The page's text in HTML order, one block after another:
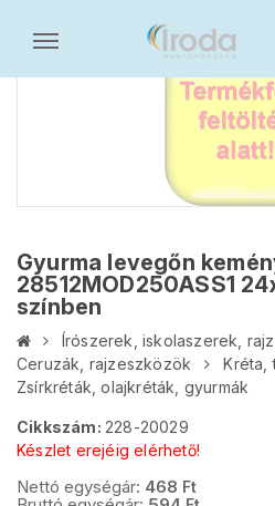
Gyurma levegőn
28512MOD250ASS1
színben
Írószerek, iskolaszerek,
Ceruzák, rajzeszközök
Kréta,
Zsírkréták, olajkréták, gyurmák
Cikkszám: 228-20029
Készlet erejéig elérhető!
Nettó egységár: 468 Ft